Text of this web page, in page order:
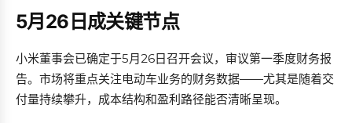
5月26日成关键节点
小米董事会已确定于5月26日召开会议，审议第一季度财务报
告。市场将重点关注电动车业务的财务数据——尤其是随着交
付量持续攀升，成本结构和盈利路径能否清晰呈现。